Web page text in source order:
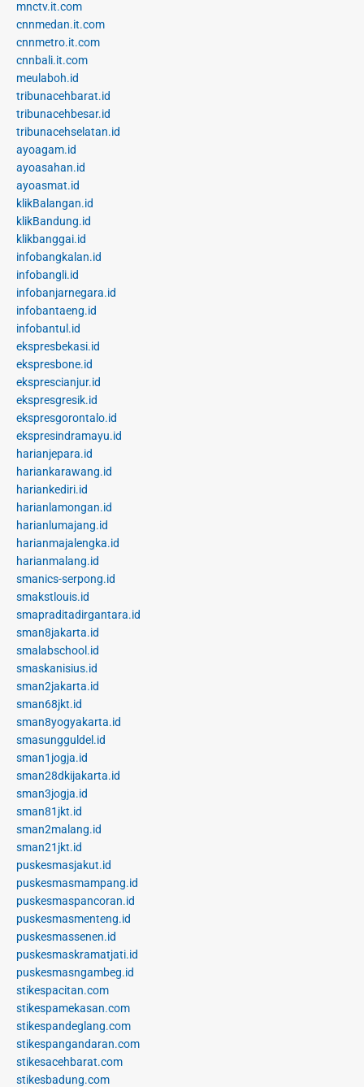
mnctv.it.com
cnnmedan.it.com
cnnmetro.it.com
cnnbali.it.com
meulaboh.id
tribunacehbarat.id
tribunacehbesar.id
tribunacehselatan.id
ayoagam.id
ayoasahan.id
ayoasmat.id
klikBalangan.id
klikBandung.id
klikbanggai.id
infobangkalan.id
infobangli.id
infobanjarnegara.id
infobantaeng.id
infobantul.id
ekspresbekasi.id
ekspresbone.id
eksprescianjur.id
ekspresgresik.id
ekspresgorontalo.id
ekspresindramayu.id
harianjepara.id
hariankarawang.id
hariankediri.id
harianlamongan.id
harianlumajang.id
harianmajalengka.id
harianmalang.id
smanics-serpong.id
smakstlouis.id
smapraditadirgantara.id
sman8jakarta.id
smalabschool.id
smaskanisius.id
sman2jakarta.id
sman68jkt.id
sman8yogyakarta.id
smasungguldel.id
sman1jogja.id
sman28dkijakarta.id
sman3jogja.id
sman81jkt.id
sman2malang.id
sman21jkt.id
puskesmasjakut.id
puskesmasmampang.id
puskesmaspancoran.id
puskesmasmenteng.id
puskesmassenen.id
puskesmaskramatjati.id
puskesmasngambeg.id
stikespacitan.com
stikespamekasan.com
stikespandeglang.com
stikespangandaran.com
stikesacehbarat.com
stikesbadung.com